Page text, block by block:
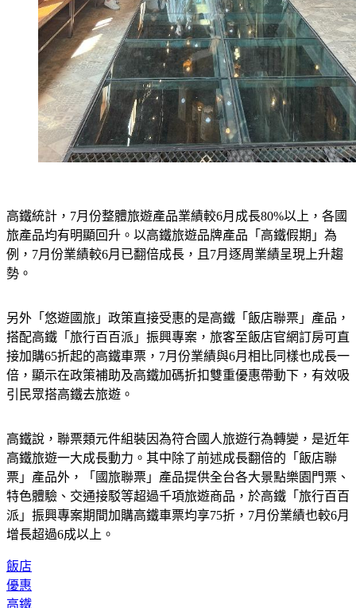
旅產品均有明顯回升。以高鐵旅遊品牌產品「高鐵假期」為
例，7月份業績較6月已翻倍成長，且7月逐周業績呈現上升趨
勢。
搭配高鐵「旅行百百派」振興專案，旅客至飯店官網訂房可直
接加購65折起的高鐵車票，7月份業績與6月相比同樣也成長一
倍，顯示在政策補助及高鐵加碼折扣雙重優惠帶動下，有效吸
引民眾搭高鐵去旅遊。
高鐵旅遊一大成長動力。其中除了前述成長翻倍的「飯店聯
票」產品外，「國旅聯票」產品提供全台各大景點樂園門票、
特色體驗、交通接駁等超過千項旅遊商品，於高鐵「旅行百百
派」振興專案期間加購高鐵車票均享75折，7月份業績也較6月
增長超過6成以上。
優惠
高鐵
補助